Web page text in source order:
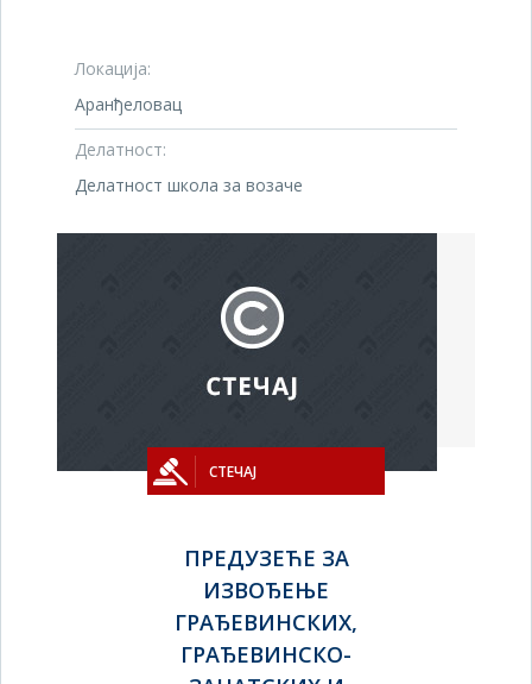
Локација:
Аранђеловац
Делатност:
Делатност школа за возаче
СТЕЧАЈ
ПРЕДУЗЕЋЕ ЗА
ИЗВОЂЕЊЕ
ГРАЂЕВИНСКИХ,
ГРАЂЕВИНСКО-